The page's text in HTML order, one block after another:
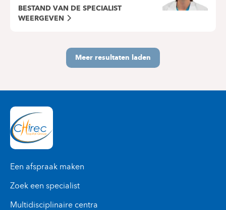
BESTAND VAN DE SPECIALIST
WEERGEVEN
Meer resultaten laden
Een afspraak maken
Zoek een specialist
Multidisciplinaire centra